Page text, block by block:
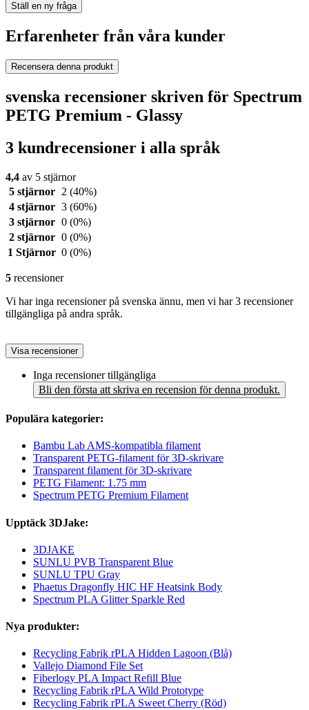
Ställ en ny fråga
Erfarenheter från våra kunder
Recensera denna produkt
svenska recensioner skriven för Spectrum
PETG Premium - Glassy
3 kundrecensioner i alla språk
4,4 av 5 stjärnor
5 stjärnor
2 (40%)
4 stjärnor 3 (60%)
3 stjärnor 0 (0%)
2 stjärnor 0 (0%)
1 Stjärnor 0 (0%)
5 recensioner
Vi har inga recensioner på svenska ännu, men vi har 3 recensioner
tillgängliga på andra språk.
Visa recensioner
Inga recensioner tillgängliga
Bli den första att skriva en recension för denna produkt.
Populära kategorier:
Bambu Lab AMS-kompatibla filament
Transparent PETG-filament för 3D-skrivare
Transparent filament för 3D-skrivare
PETG Filament: 1.75 mm
Spectrum PETG Premium Filament
Upptäck 3DJake:
3DJAKE
SUNLU PVB Transparent Blue
SUNLU TPU Gray
Phaetus Dragonfly HIC HF Heatsink Body
Spectrum PLA Glitter Sparkle Red
Nya produkter:
Recycling Fabrik rPLA Hidden Lagoon (Blå)
Vallejo Diamond File Set
Fiberlogy PLA Impact Refill Blue
Recycling Fabrik rPLA Wild Prototype
Recycling Fabrik rPLA Sweet Cherry (Röd)